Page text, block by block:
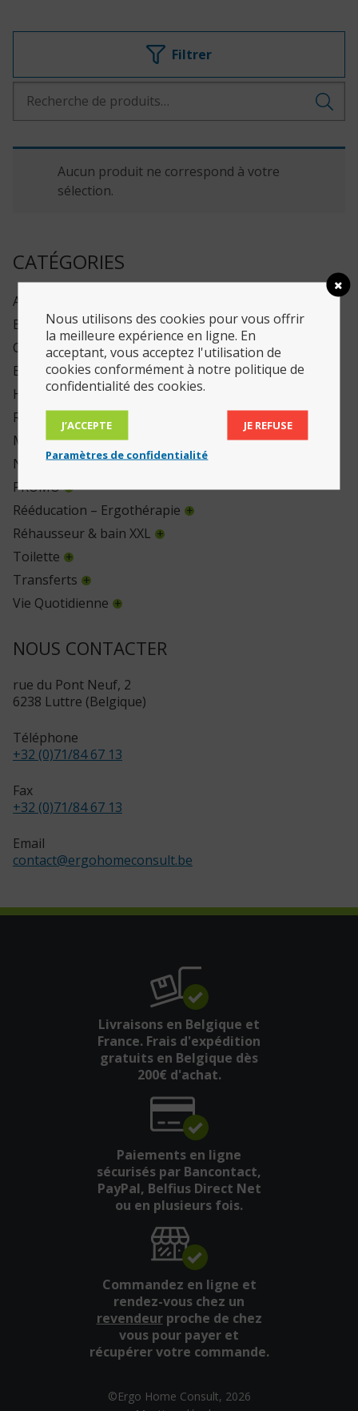
CATÉGORIES
Aménagements
Bain & Douche
Chambre
Enfants
Habillage
Repas
Mobilité
Non classé
PROMO
Rééducation – Ergothérapie
Réhausseur & bain XXL
Toilette
Transferts
Vie Quotidienne
NOUS CONTACTER
rue du Pont Neuf, 2
6238 Luttre (Belgique)
Téléphone
+32 (0)71/84 67 13
Fax
+32 (0)71/84 67 13
Email
contact@ergohomeconsult.be
pour :
Aucun produit ne correspond à votre
sélection.
Livraisons en Belgique et
France. Frais d'expédition
gratuits en Belgique dès
200€ d'achat.
Paiements en ligne
sécurisés par Bancontact,
PayPal, Belfius Direct Net
ou en plusieurs fois.
Commandez en ligne et
rendez-vous chez un
revendeurproche de chez
vous pour payer et
récupérer votre commande.
©Ergo Home Consult, 2026
Nous utilisons des cookies pour vous offrir
la meilleure expérience en ligne. En
acceptant, vous acceptez l'utilisation de
cookies conformément à notre politique de
confidentialité des cookies.
J’ACCEPTE JE REFUSE
Paramètres de confidentialité